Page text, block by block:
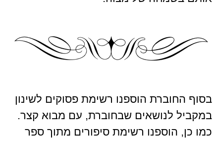
בסוף החוברת הוספנו רשימת פסוקים לשינון
במקביל לנושאים שבחוברת, עם מבוא קצר.
כמו כן, הוספנו רשימת סיפורים מתוך ספר